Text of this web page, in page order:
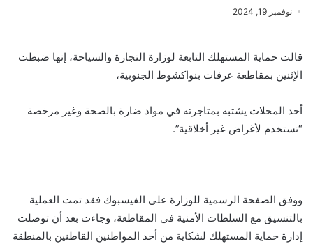
نوفمبر 19, 2024
قالت حماية المستهلك التابعة لوزارة التجارة والسياحة، إنها ضبطت
الإثنين بمقاطعة عرفات بنواكشوط الجنوبية،
أحد المحلات يشتبه بمتاجرته في مواد ضارة بالصحة وغير مرخصة
“تستخدم لأغراض غير أخلاقية”.
ووفق الصفحة الرسمية للوزارة على الفيسبوك فقد تمت العملية
بالتنسيق مع السلطات الأمنية في المقاطعة، وجاءت بعد أن توصلت
إدارة حماية المستهلك لشكاية من أحد المواطنين القاطنين بالمنطقة